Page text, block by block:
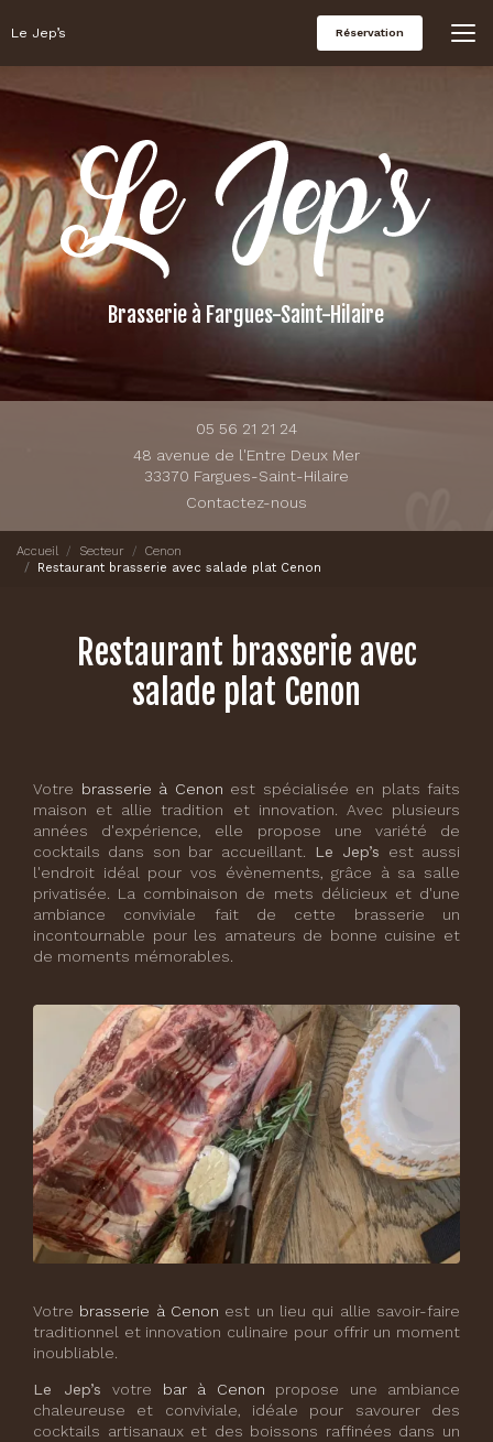
auLe Jep’s Réservation
Brasserie à Fargues-Saint-Hilaire
05 56 21 21 24
48 avenue de l'Entre Deux Mer
33370 Fargues-Saint-Hilaire
Contactez-nous
Accueil Secteur
Cenon
Restaurant brasserie avec salade plat Cenon
Restaurant brasserie avec
salade plat Cenon
Votre brasserie à Cenon est spécialisée en plats faits
maison et allie tradition et innovation. Avec plusieurs
années d'expérience, elle propose une variété de
cocktails dans son bar accueillant.
Le Jep’s est aussi
l'endroit idéal pour vos évènements, grâce à sa salle
privatisée. La combinaison de mets délicieux et d'une
ambiance conviviale fait de cette brasserie un
incontournable pour les amateurs de bonne cuisine et
de moments mémorables.
Votre brasserie à Cenon est un lieu qui allie savoir-faire
traditionnel et innovation culinaire pour offrir un moment
inoubliable.
Le Jep’s votre bar à Cenon propose une ambiance
chaleureuse et conviviale, idéale pour savourer des
cocktails artisanaux et des boissons raffinées dans un